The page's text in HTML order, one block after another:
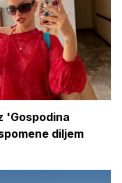
'Gospodina
diljem